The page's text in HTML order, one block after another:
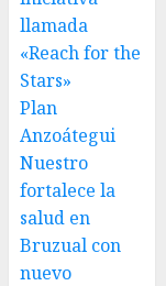
llamada
«Reach for the
Stars»
Plan
Anzoátegui
Nuestro
fortalece la
salud en
Bruzual con
nuevo